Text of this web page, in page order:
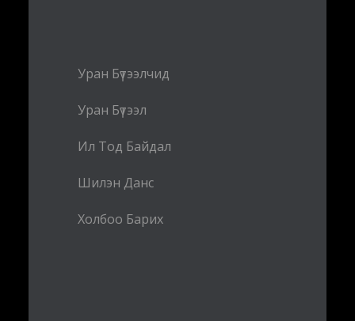
Уран Бүтээлчид
Уран Бүтээл
Ил Тод Байдал
Шилэн Данс
Холбоо Барих